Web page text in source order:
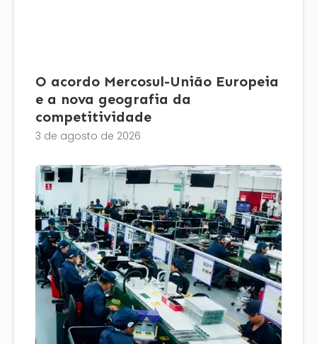
O acordo Mercosul-União Europeia
e a nova geografia da
competitividade
3 de agosto de 2026